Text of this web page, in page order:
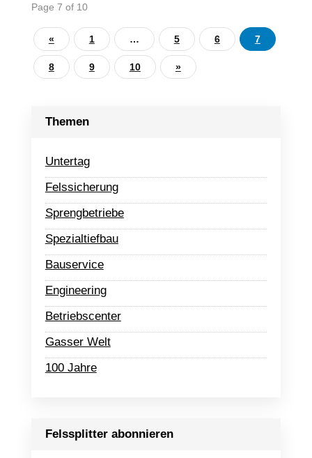
Page 7 of 10
« 1 … 5 6 7
8 9 10 »
Themen
Untertag
Felssicherung
Sprengbetriebe
Spezialtiefbau
Bauservice
Engineering
Betriebscenter
Gasser Welt
100 Jahre
Felssplitter abonnieren